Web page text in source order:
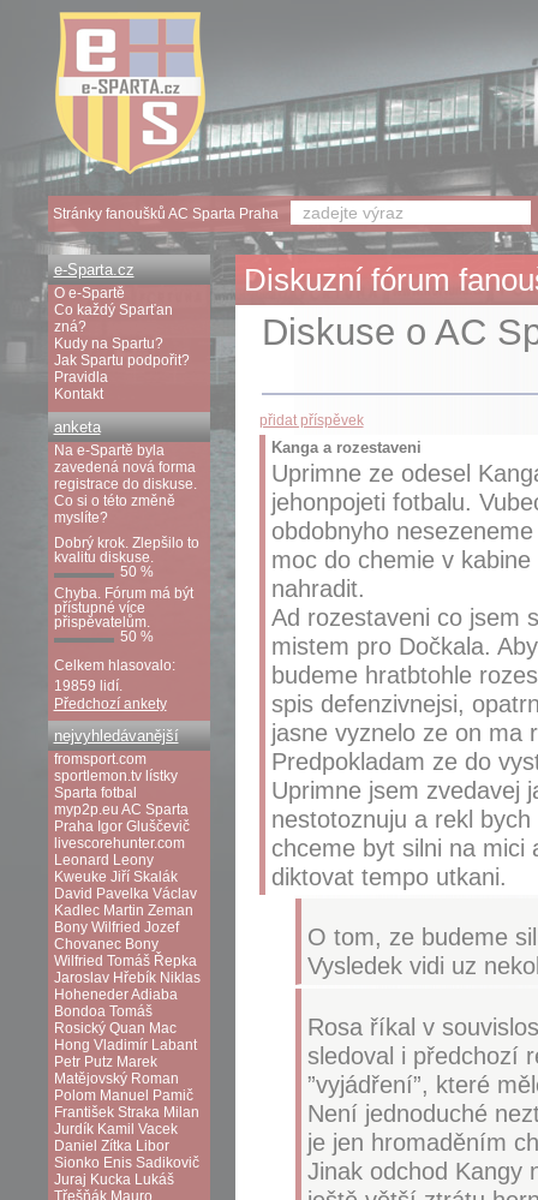
Diskuzní fórum
Diskuse o AC
přidat příspěvek
Kanga a rozestaveni
Uprimne ze odesel
jehonpojeti fotbalu.
obdobnyho
moc do chemie v
nahradit.
Ad rozestaveni co jsem
mistem pro Dočkala.
budeme hratbtohle
spis defenzivnejsi,
jasne vyznelo ze on ma
Predpokladam ze do
Uprimne jsem zvedavej
nestotoznuju a rekl
chceme byt silni na mici
diktovat tempo utkani.
O tom, ze budeme
Vysledek vidi uz
Rosa říkal v
sledoval i předchozí
”vyjádření”, které
Není jednoduché
je jen hromaděním
Jinak odchod Kangy
e-Sparta.cz
O e-Spartě
Co každý Sparťan
zná?
Kudy na Spartu?
Jak Spartu podpořit?
Pravidla
Kontakt
anketa
Na e-Spartě byla
zavedená nová forma
registrace do diskuse.
Co si o této změně
myslíte?
Dobrý krok. Zlepšilo to
kvalitu diskuse.
50 %
Chyba. Fórum má být
přístupné více
přispěvatelům.
50 %
Celkem hlasovalo:
19859 lidí.
Předchozí ankety
nejvyhledávanější
fromsport.com
sportlemon.tv lístky
Sparta fotbal
myp2p.eu AC Sparta
Praha Igor Gluščevič
livescorehunter.com
Leonard Leony
Kweuke Jiří Skalák
David Pavelka Václav
Kadlec Martin Zeman
Bony Wilfried Jozef
Chovanec Bony
Wilfried Tomáš Řepka
Jaroslav Hřebík Niklas
HohenederAdiaba
Bondoa Tomáš
Rosický Quan Mac
Hong Vladimír Labant
Petr Putz Marek
Matějovský Roman
Polom Manuel Pamič
František Straka Milan
Jurdík Kamil Vacek
Daniel Zítka Libor
Sionko Enis Sadikovič
Juraj Kucka Lukáš
Třešňák Mauro
Stránky fanoušků AC Sparta Praha